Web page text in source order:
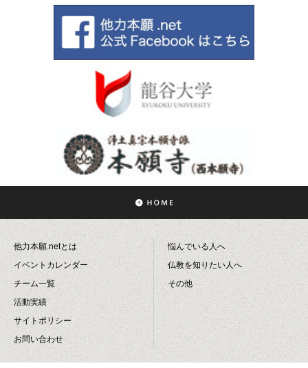
他力本願.netとは
イベントカレンダー
チーム一覧
活動実績
サイトポリシー
お問い合わせ
悩んでいる人へ
仏教を知りたい人へ
その他